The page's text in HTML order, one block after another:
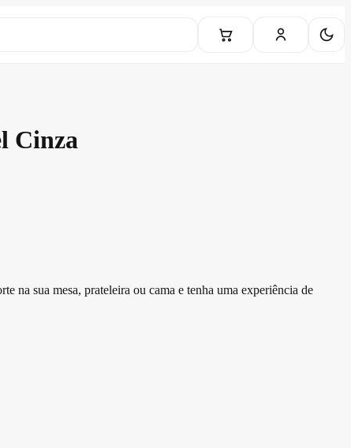
Cinza
na sua mesa, prateleira ou cama e tenha uma experiência de